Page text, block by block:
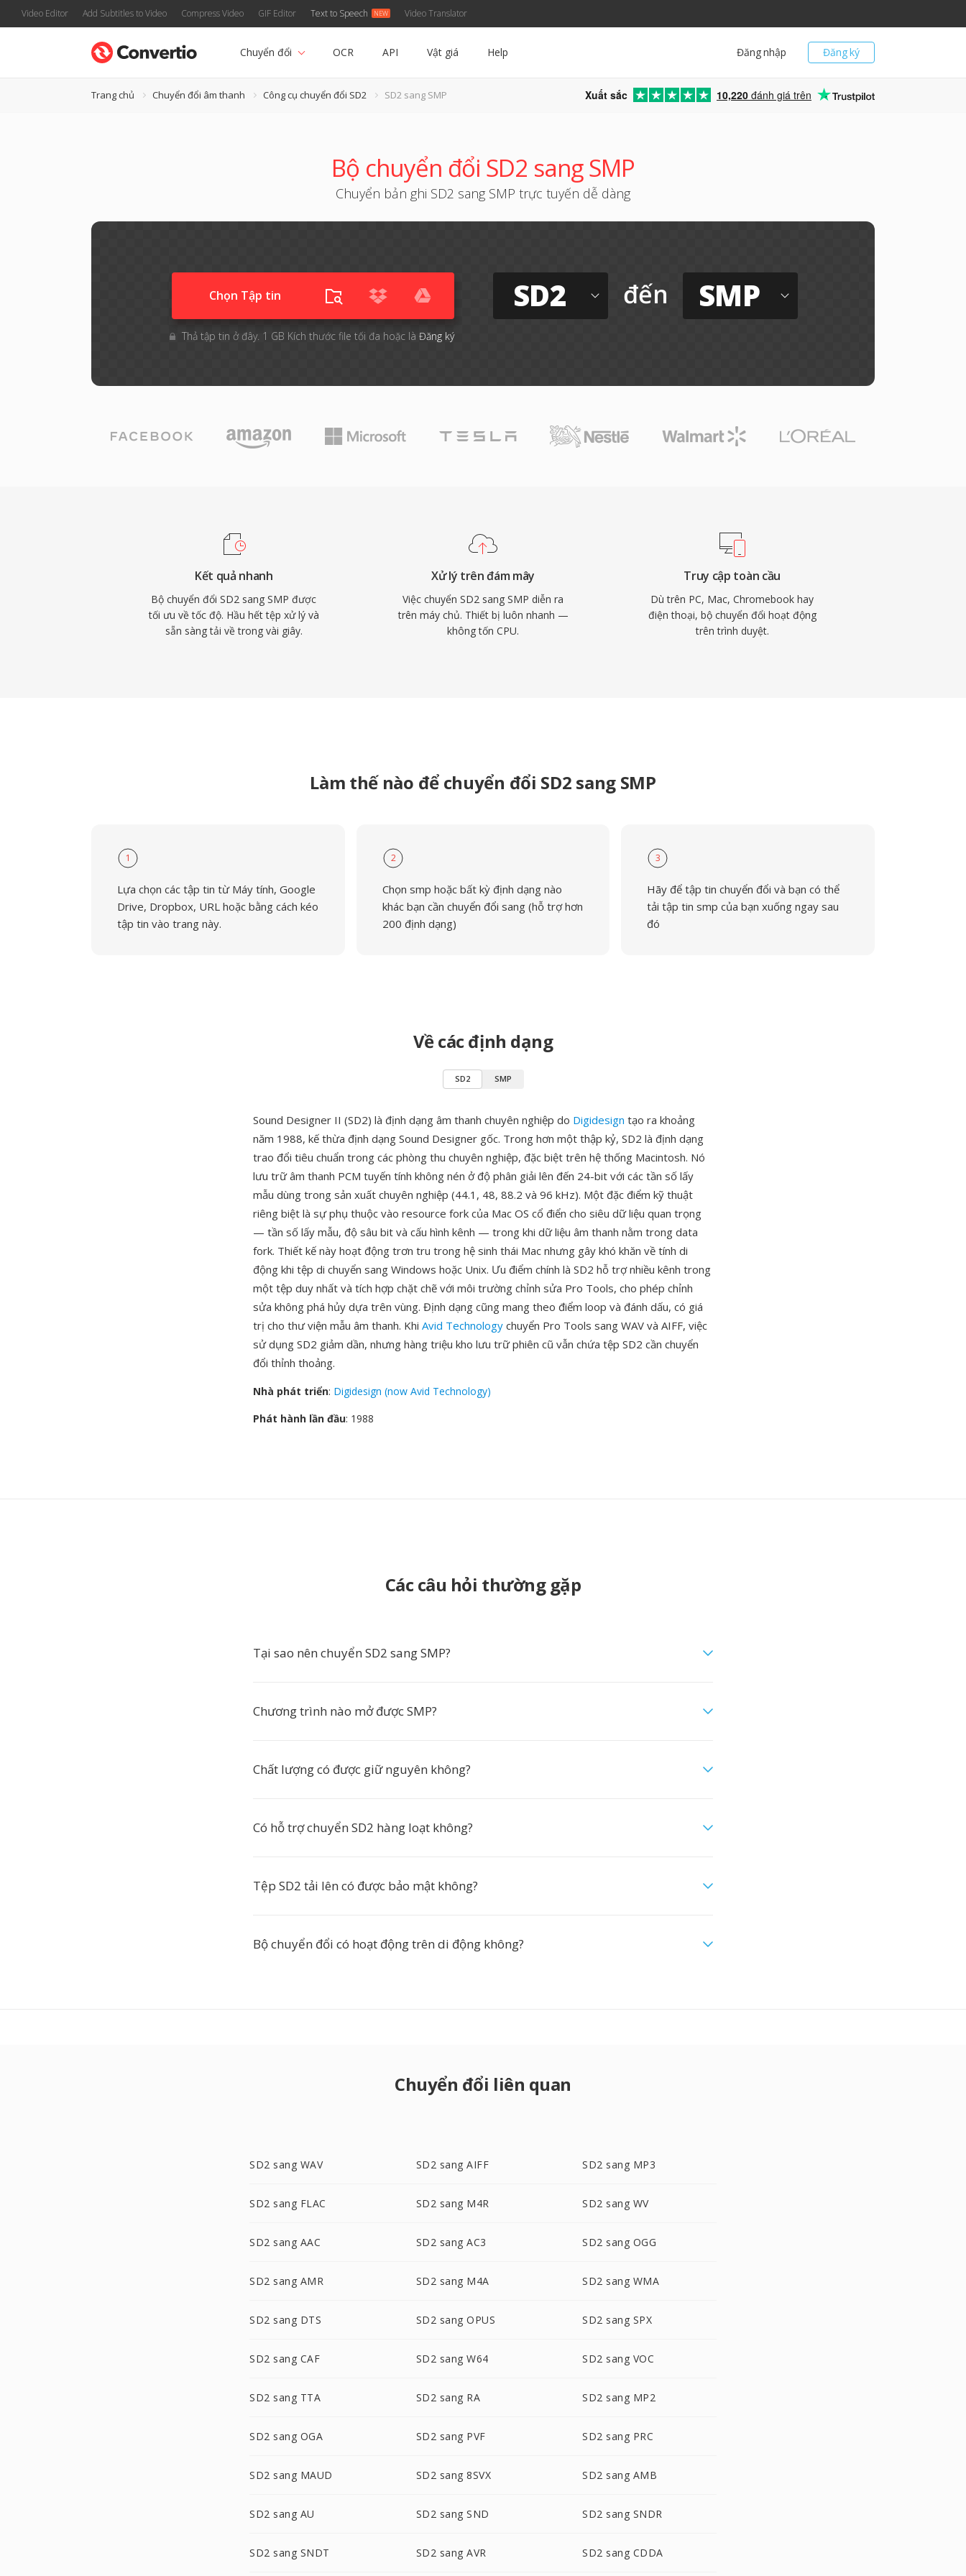
Video Editor Add Subtitles to Video Compress Video GIF Editor Text to Speech Video Translator
Đăng ký
Đăng nhập
Chuyển đổi OCR API Vật giá Help
Trang chủ Chuyển đổi âm thanh Công cụ chuyển đổi SD2 SD2 sang SMP Xuất sắc 10,220 đánh giá trên
Bộ chuyển đổi SD2 sang SMP
Chuyển bản ghi SD2 sang SMP trực tuyến dễ dàng
Chọn Tập tin
Thả tập tin ở đây. 1 GB Kích thước file tối đa hoặc là Đăng ký
SD2 đến SMP
Kết quả nhanh
Bộ chuyển đổi SD2 sang SMP được
tối ưu về tốc độ. Hầu hết tệp xử lý và
sẵn sàng tải về trong vài giây.
Xử lý trên đám mây
Việc chuyển SD2 sang SMP diễn ra
trên máy chủ. Thiết bị luôn nhanh —
không tốn CPU.
Truy cập toàn cầu
Dù trên PC, Mac, Chromebook hay
điện thoại, bộ chuyển đổi hoạt động
trên trình duyệt.
Làm thế nào để chuyển đổi SD2 sang SMP
1
Lựa chọn các tập tin từ Máy tính, Google
Drive, Dropbox, URL hoặc bằng cách kéo
tập tin vào trang này.
2
Chọn smp hoặc bất kỳ định dạng nào
khác bạn cần chuyển đổi sang (hỗ trợ hơn
200 định dạng)
3
Hãy để tập tin chuyển đổi và bạn có thể
tải tập tin smp của bạn xuống ngay sau
đó
Về các định dạng
SD2 SMP
Sound Designer II (SD2) là định dạng âm thanh chuyên nghiệp do Digidesign tạo ra khoảng
năm 1988, kế thừa định dạng Sound Designer gốc. Trong hơn một thập kỷ, SD2 là định dạng
trao đổi tiêu chuẩn trong các phòng thu chuyên nghiệp, đặc biệt trên hệ thống Macintosh. Nó
lưu trữ âm thanh PCM tuyến tính không nén ở độ phân giải lên đến 24-bit với các tần số lấy
mẫu dùng trong sản xuất chuyên nghiệp (44.1, 48, 88.2 và 96 kHz). Một đặc điểm kỹ thuật
riêng biệt là sự phụ thuộc vào resource fork của Mac OS cổ điển cho siêu dữ liệu quan trọng
— tần số lấy mẫu, độ sâu bit và cấu hình kênh — trong khi dữ liệu âm thanh nằm trong data
fork. Thiết kế này hoạt động trơn tru trong hệ sinh thái Mac nhưng gây khó khăn về tính di
động khi tệp di chuyển sang Windows hoặc Unix. Ưu điểm chính là SD2 hỗ trợ nhiều kênh trong
một tệp duy nhất và tích hợp chặt chẽ với môi trường chỉnh sửa Pro Tools, cho phép chỉnh
sửa không phá hủy dựa trên vùng. Định dạng cũng mang theo điểm loop và đánh dấu, có giá
trị cho thư viện mẫu âm thanh. Khi Avid Technology chuyển Pro Tools sang WAV và AIFF, việc
sử dụng SD2 giảm dần, nhưng hàng triệu kho lưu trữ phiên cũ vẫn chứa tệp SD2 cần chuyển
đổi thỉnh thoảng.
Nhà phát triển: Digidesign (now Avid Technology)
Phát hành lần đầu: 1988
Các câu hỏi thường gặp
Tại sao nên chuyển SD2 sang SMP?
Chương trình nào mở được SMP?
Chất lượng có được giữ nguyên không?
Có hỗ trợ chuyển SD2 hàng loạt không?
Tệp SD2 tải lên có được bảo mật không?
Bộ chuyển đổi có hoạt động trên di động không?
Chuyển đổi liên quan
SD2 sang WAV SD2 sang AIFF SD2 sang MP3
SD2 sang FLAC SD2 sang M4R SD2 sang WV
SD2 sang AAC SD2 sang AC3 SD2 sang OGG
SD2 sang AMR SD2 sang M4A SD2 sang WMA
SD2 sang DTS SD2 sang OPUS SD2 sang SPX
SD2 sang CAF SD2 sang W64 SD2 sang VOC
SD2 sang TTA SD2 sang RA SD2 sang MP2
SD2 sang OGA SD2 sang PVF SD2 sang PRC
SD2 sang MAUD SD2 sang 8SVX SD2 sang AMB
SD2 sang AU SD2 sang SND SD2 sang SNDR
SD2 sang SNDT SD2 sang AVR SD2 sang CDDA